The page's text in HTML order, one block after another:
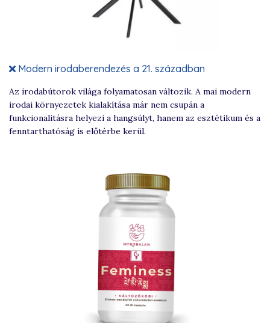
Modern irodaberendezés a 21. században
Az irodabútorok világa folyamatosan változik. A mai modern
irodai környezetek kialakítása már nem csupán a
funkcionalitásra helyezi a hangsúlyt, hanem az esztétikum és a
fenntarthatóság is előtérbe kerül.